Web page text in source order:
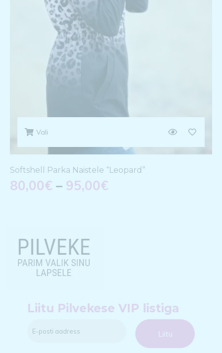
Vali
Softshell Parka Naistele “Leopard”
80,00€ – 95,00€
Liitu Pilvekese VIP listiga
Liitu